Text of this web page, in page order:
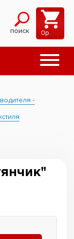
поиск 0р.
-